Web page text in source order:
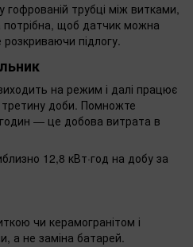
трубці між витками,
потрібна, щоб датчик можна
підлогу.
на режим і далі працює
доби. Помножте
— це добова витрата в
12,8 кВт·год на добу за
чи керамогранітом і
а не заміна батарей.